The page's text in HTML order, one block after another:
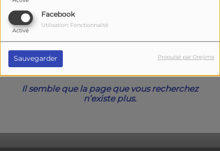
Facebook
Activé
Utilisation: Fonctionnalité
Sauvegarder Propulsé par Orejime
Oups, vous avez
rencontré une erreur.
Il semble que la page que vous recherchez
n’existe plus.